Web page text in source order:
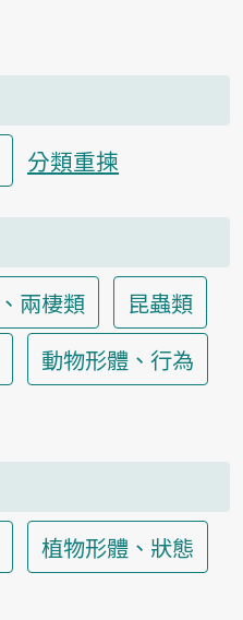
分類重揀
兩棲類
昆蟲類
動物形體、行為
植物形體、狀態